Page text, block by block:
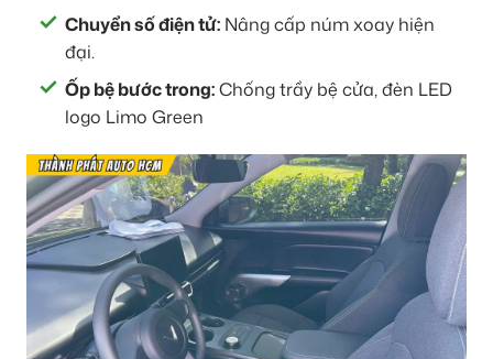
Chuyển số điện tử: Nâng cấp núm xoay hiện
đại.
Ốp bệ bước trong:Chống trầy bệ cửa, đèn LED
logo Limo Green